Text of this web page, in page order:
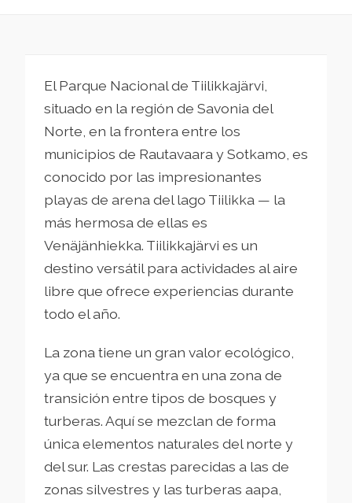
El Parque Nacional de Tiilikkajärvi,
situado en la región de Savonia del
Norte, en la frontera entre los
municipios de Rautavaara y Sotkamo, es
conocido por las impresionantes
playas de arena del lago Tiilikka — la
más hermosa de ellas es
Venäjänhiekka. Tiilikkajärvi es un
destino versátil para actividades al aire
libre que ofrece experiencias durante
todo el año.
La zona tiene un gran valor ecológico,
ya que se encuentra en una zona de
transición entre tipos de bosques y
turberas. Aquí se mezclan de forma
única elementos naturales del norte y
del sur. Las crestas parecidas a las de
zonas silvestres y las turberas aapa,